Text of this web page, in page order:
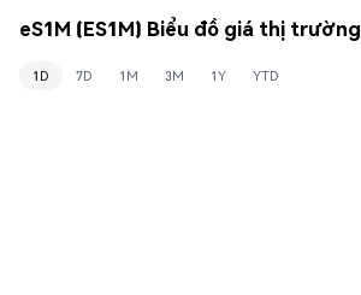
eS1M (ES1M) Biểu đồ giá thị trường
1D 7D 1M 3M 1Y YTD